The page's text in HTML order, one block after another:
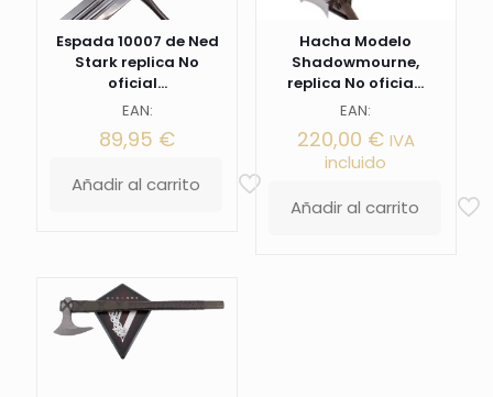
Espada 10007 de Ned
Stark replica No
oficial...
EAN:
89,95 €
Añadir al carrito
Hacha Modelo
Shadowmourne,
replica No oficia...
EAN:
220,00 € IVA
incluido
Añadir al carrito